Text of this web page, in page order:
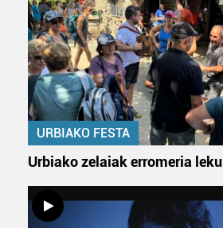
URBIAKO FESTA
Urbiako zelaiak erromeria leku